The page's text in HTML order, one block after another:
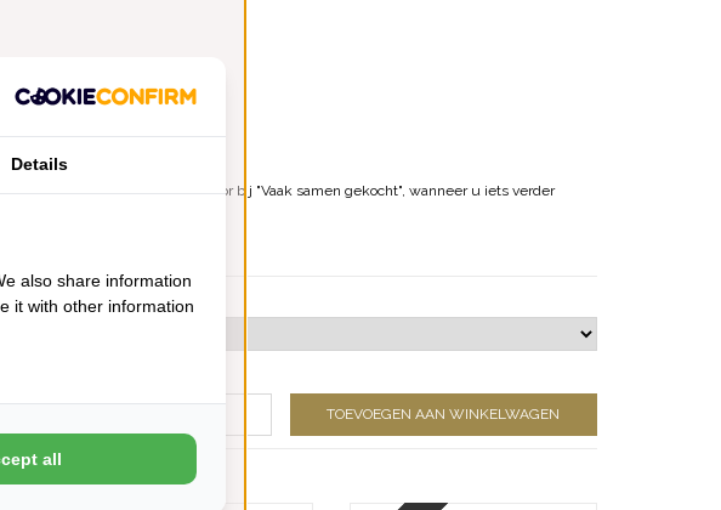
te bestellen; kijk hiervoor bij "Vaak samen gekocht", wanneer u iets verder
TOEVOEGEN AAN WINKELWAGEN
Details
also share information
it with other information
all